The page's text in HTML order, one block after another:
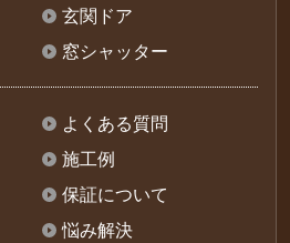
玄関ドア
窓シャッター
よくある質問
施工例
保証について
悩み解決